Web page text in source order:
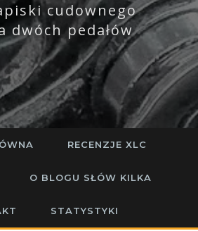
cudownego
dwóch pedałów
RECENZJE XLC
O BLOGU SŁÓW KILKA
STATYSTYKI